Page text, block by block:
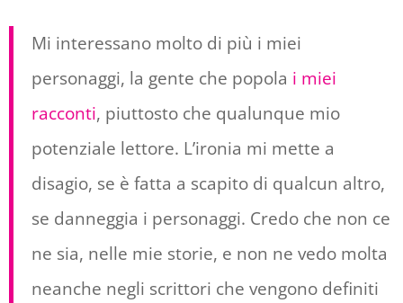
Mi interessano molto di più i miei
personaggi, la gente che popola i miei
racconti, piuttosto che qualunque mio
potenziale lettore. L’ironia mi mette a
disagio, se è fatta a scapito di qualcun altro,
se danneggia i personaggi. Credo che non ce
ne sia, nelle mie storie, e non ne vedo molta
neanche negli scrittori che vengono definiti